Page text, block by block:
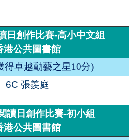
日創作比賽-高小中文組
港公共圖書館
得卓越動藝之星10分)
6C 張羨庭
讀日創作比賽-初小組
港公共圖書館